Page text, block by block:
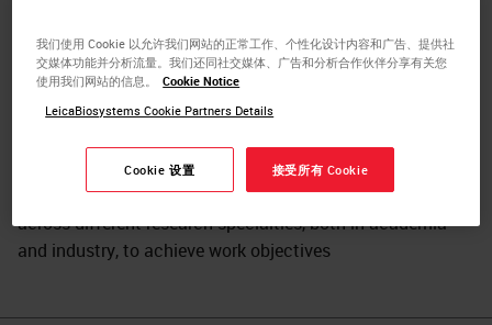
Bethany Remeniuk is a Research Scientist with extensive
working knowledge and diverse skillsets in the fields of
cancer biology, medical pharmacology, and neurobiology.
of both clinical and preclinical studies with successful
history of publications. Able to effectively collaborate
across different research specialties, both in academia
and industry, to achieve work objectives
我们使用 Cookie 以允许我们网站的正常工作、个性化设计内容和广告、提供社
交媒体功能并分析流量。我们还同社交媒体、广告和分析合作伙伴分享有关您
使用我们网站的信息。
Cookie Notice
LeicaBiosystems Cookie Partners Details
Cookie 设置 接受所有 Cookie